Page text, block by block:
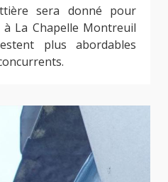
sera donné pour
La Chapelle Montreuil
plus abordables